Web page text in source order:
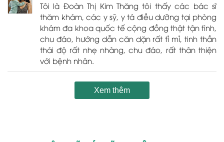
Tôi là Đoàn Thị Kim Thăng tôi thấy các bác sĩ
thăm khám, các y sỹ, y tá điều dưỡng tại phòng
khám đa khoa quốc tế cộng đồng thật tận tình,
chu đáo, hướng dẫn căn dặn rất tỉ mỉ, tinh thần
thái độ rất nhẹ nhàng, chu đáo, rất thân thiện
với bệnh nhân.
Xem thêm